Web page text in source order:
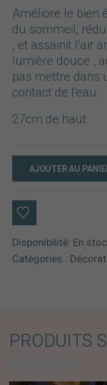
Améliore le bien
du sommeil,
, et assainit l’air
lumière douce ,
pas mettre dans
contact de l’eau .
27cm de haut
AJOUTER AU
Disponibilité: En
Catégories :
PRODUITS